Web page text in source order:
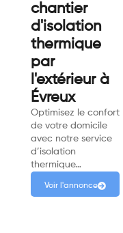
chantier
d'isolation
thermique
par
l'extérieur à
Évreux
Optimisez le confort
de votre domicile
avec notre service
d’isolation
thermique…
Voir l'annonce